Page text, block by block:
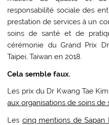
responsabilité sociale des
prestation de services à un
soins de santé et de
cérémonie du Grand Prix
Taipei, Taiwan en 2018.
Cela semble faux.
Les prix du Dr Kwang Tae
aux organisations de soins de
Les cinq mentions de Sapan